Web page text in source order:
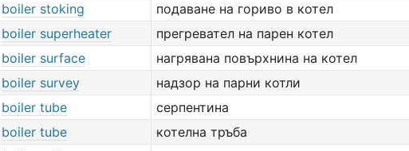
boiler stoking
подаване на гориво в котел
boiler superheater
прегревател на парен котел
boiler surface
нагрявана повърхнина на котел
boiler survey
надзор на парни котли
boiler tube
серпентина
boiler tube
котелна тръба